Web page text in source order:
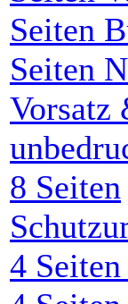
8 Seiten
4